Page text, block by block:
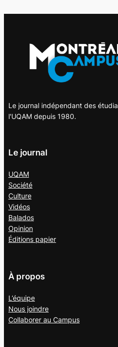
Le journal indépendant des
l'UQAM depuis 1980.
Le journal
UQAM
Société
Culture
Vidéos
Balados
Opinion
Éditions papier
À propos
L’équipe
Nous joindre
Collaborer au Campus